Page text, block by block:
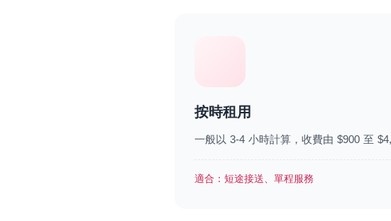
按時租用
一般以 3-4 小時計算，收費由 $900 至
適合： 短途接送、單程服務